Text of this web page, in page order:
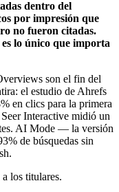
dentro del
por impresión que
no fueron citadas.
lo único que importa
son el fin del
el estudio de Ahrefs
en clics para la primera
Interactive midió un
AI Mode — la versión
de búsquedas sin
los titulares.